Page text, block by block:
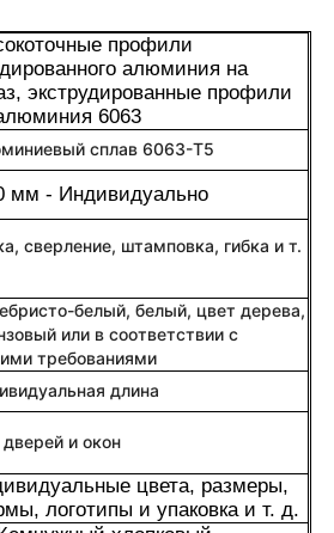
профили
алюминия на
экструдированные профили
6063
сплав 6063-T5
мм - Индивидуально
сверление, штамповка, гибка и т.
белый, белый, цвет дерева,
или в соответствии с
требованиями
длина
и окон
цвета, размеры,
логотипы и упаковка и т. д.